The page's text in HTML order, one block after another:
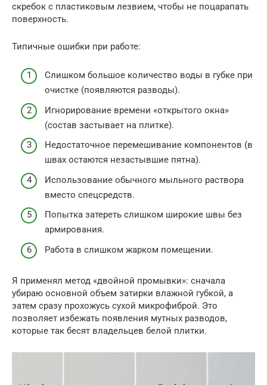
скребок с пластиковым лезвием, чтобы не поцарапать
поверхность.
Типичные ошибки при работе:
Слишком большое количество воды в губке при
очистке (появляются разводы).
Игнорирование времени «открытого окна»
(состав застывает на плитке).
Недостаточное перемешивание компонентов (в
швах остаются незастывшие пятна).
Использование обычного мыльного раствора
вместо спецсредств.
Попытка затереть слишком широкие швы без
армирования.
Работа в слишком жарком помещении.
Я применял метод «двойной промывки»: сначала
убираю основной объем затирки влажной губкой, а
затем сразу прохожусь сухой микрофиброй. Это
позволяет избежать появления мутных разводов,
которые так бесят владельцев белой плитки.